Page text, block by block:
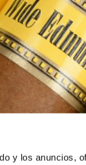
y los anuncios,